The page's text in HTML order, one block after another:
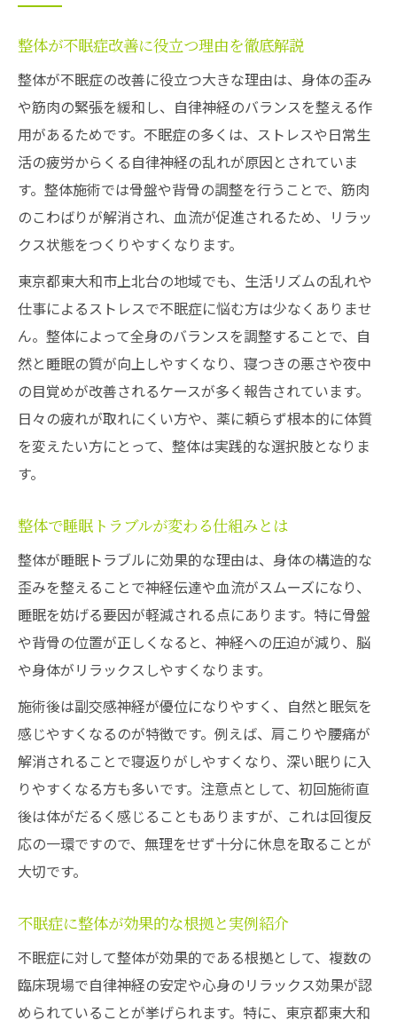
不眠症克服に必要な整体の活用ポイント
整体で自律神経の乱れを整える効果
整体が睡眠の質向上に及ぼす影響を解説
整体施術後は快眠につながる理由とは
整体後に深い眠りを得やすくなる理由
整体施術が睡眠リズムを整える効果を検証
整体後の過ごし方で快眠効果を高める方法
整体と副交感神経の関係に注目した睡眠改
善
不眠症対策に整体施術後のケアが重要な理
由
睡眠トラブル改善には整体選びが肝心
整体院選びが不眠症改善に与える影響
信頼できる整体院の選び方とポイント
女性に合った整体院の特徴と選択ポイント
骨盤矯正で姿勢と眠りを同時にケアする方法
整体による骨盤矯正が睡眠に与える効果
姿勢改善と不眠症対策に整体が有効な理由
骨盤矯正で睡眠の質を上げる整体活用法
整体施術で姿勢と眠りの両立を目指す方法
骨盤矯正と整体の相乗効果で快眠を実現
整体と保険の関係や費用面も徹底解説
整体の費用相場と保険適用のポイント解説
整体で保険が使えるケースと注意点まとめ
整体と整骨院の違いと骨盤矯正の選び方
整体が不眠症改善に役立つ理由を徹底解説
整体が不眠症の改善に役立つ大きな理由は、身体の歪み
や筋肉の緊張を緩和し、自律神経のバランスを整える作
用があるためです。不眠症の多くは、ストレスや日常生
活の疲労からくる自律神経の乱れが原因とされていま
す。整体施術では骨盤や背骨の調整を行うことで、筋肉
のこわばりが解消され、血流が促進されるため、リラッ
クス状態をつくりやすくなります。
東京都東大和市上北台の地域でも、生活リズムの乱れや
仕事によるストレスで不眠症に悩む方は少なくありませ
ん。整体によって全身のバランスを調整することで、自
然と睡眠の質が向上しやすくなり、寝つきの悪さや夜中
の目覚めが改善されるケースが多く報告されています。
日々の疲れが取れにくい方や、薬に頼らず根本的に体質
を変えたい方にとって、整体は実践的な選択肢となりま
す。
整体で睡眠トラブルが変わる仕組みとは
整体が睡眠トラブルに効果的な理由は、身体の構造的な
歪みを整えることで神経伝達や血流がスムーズになり、
睡眠を妨げる要因が軽減される点にあります。特に骨盤
や背骨の位置が正しくなると、神経への圧迫が減り、脳
や身体がリラックスしやすくなります。
施術後は副交感神経が優位になりやすく、自然と眠気を
感じやすくなるのが特徴です。例えば、肩こりや腰痛が
解消されることで寝返りがしやすくなり、深い眠りに入
りやすくなる方も多いです。注意点として、初回施術直
後は体がだるく感じることもありますが、これは回復反
応の一環ですので、無理をせず十分に休息を取ることが
大切です。
不眠症に整体が効果的な根拠と実例紹介
不眠症に対して整体が効果的である根拠として、複数の
臨床現場で自律神経の安定や心身のリラックス効果が認
められていることが挙げられます。特に、東京都東大和